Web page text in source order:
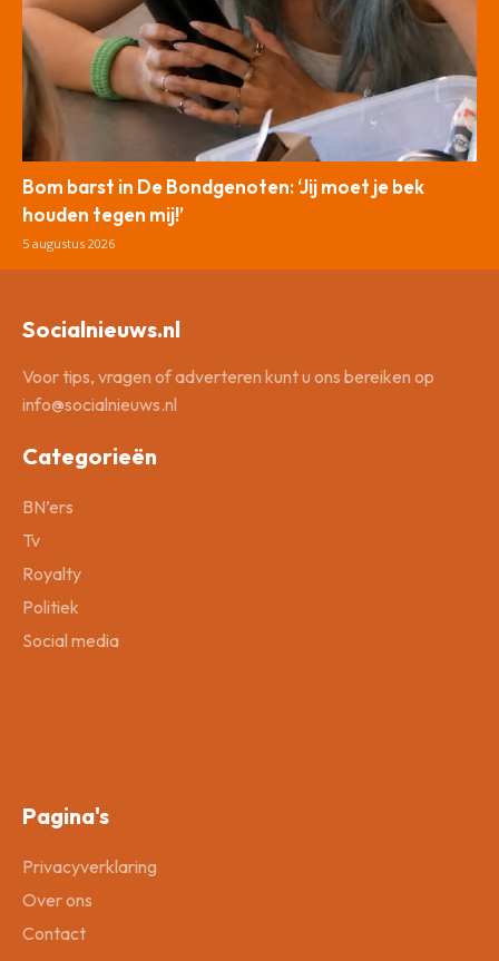
Bom barst in De Bondgenoten: ‘Jij moet je bek
houden tegen mij!’
5 augustus 2026
Socialnieuws.nl
Voor tips, vragen of adverteren kunt u ons bereiken op
info@socialnieuws.nl
Categorieën
BN’ers
Tv
Royalty
Politiek
Social media
Pagina's
Privacyverklaring
Over ons
Contact